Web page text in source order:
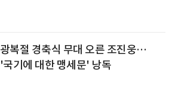
광복절 경축식 무대 오른 조진웅…
'국기에 대한 맹세문' 낭독